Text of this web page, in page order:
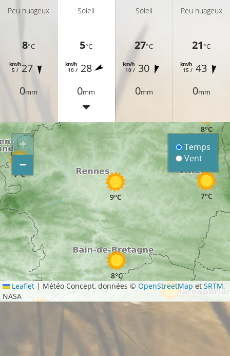
Peu nuageux
8°C
5 /
km/h27
0mm
Soleil
5°C
10 /
km/h 28
0mm
Soleil
27°C
10 /
km/h 30
0mm
Peu nuageux
21°C
15 /
km/h 43
0mm
8°C
8°C
9°C
7°C
7°C
+
−
Temps
Vent
Leaflet | Météo Concept, données ©OpenStreetMap etSRTM,
NASA